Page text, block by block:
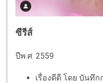
ซีรีส์
ปีพ.ศ. 2559
เรื่องดีดี โดย บันทึ